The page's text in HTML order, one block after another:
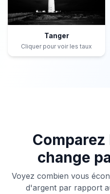
Tanger
Cliquer pour voir les taux
change
Voyez combien vous
d'argent par rapport